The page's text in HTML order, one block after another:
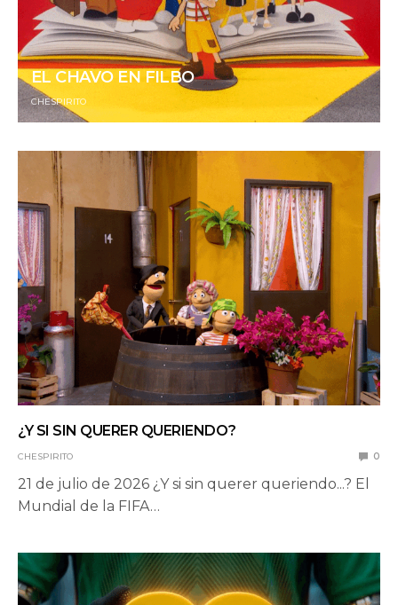
EL CHAVO EN FILBO
CHESPIRITO
¿Y SI SIN QUERER QUERIENDO?
CHESPIRITO 0
21 de julio de 2026 ¿Y si sin querer queriendo...? El
Mundial de la FIFA…